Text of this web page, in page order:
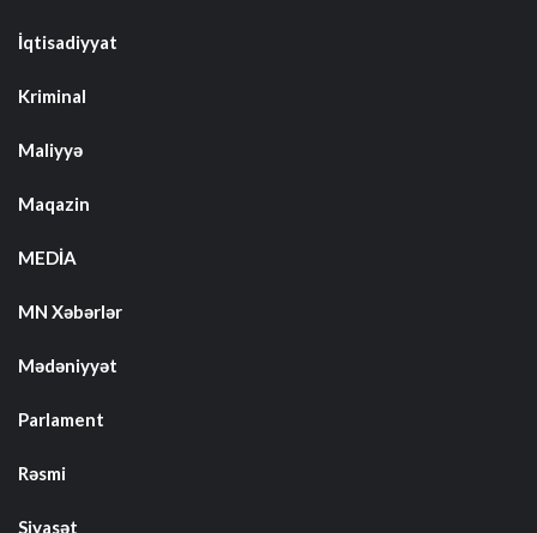
İqtisadiyyat
Kriminal
Maliyyə
Maqazin
MEDİA
MN Xəbərlər
Mədəniyyət
Parlament
Rəsmi
Siyasət